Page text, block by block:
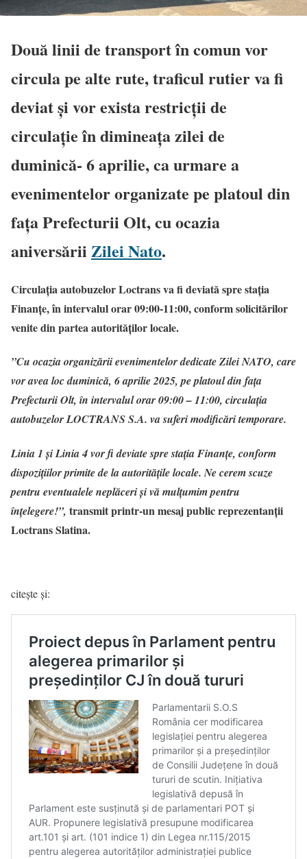
Două linii de transport în comun vor
circula pe alte rute, traficul rutier va fi
deviat și vor exista restricții de
circulație în dimineața zilei de
duminică- 6 aprilie, ca urmare a
evenimentelor organizate pe platoul din
fața Prefecturii Olt, cu ocazia
aniversării Zilei Nato.
Circulația autobuzelor Loctrans va fi deviată spre stația
Finanțe, în intervalul orar 09:00-11:00, conform solicitărilor
venite din partea autorităților locale.
”Cu ocazia organizării evenimentelor dedicate Zilei NATO, care
vor avea loc duminică, 6 aprilie 2025, pe platoul din fața
Prefecturii Olt, în intervalul orar 09:00 – 11:00, circulația
autobuzelor LOCTRANS S.A. va suferi modificări temporare.
Linia 1 și Linia 4 vor fi deviate spre stația Finanțe, conform
dispozițiilor primite de la autoritățile locale. Ne cerem scuze
pentru eventualele neplăceri și vă mulțumim pentru
înțelegere!”, transmit printr-un mesaj public reprezentanții
Loctrans Slatina.
citește și: